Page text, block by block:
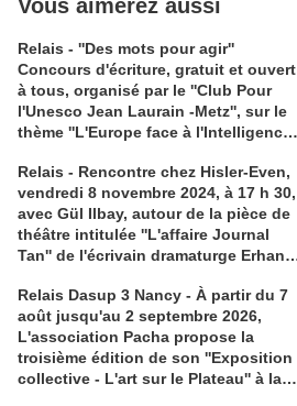
Vous aimerez aussi
Relais - ''Des mots pour agir''
Concours d'écriture, gratuit et ouvert
à tous, organisé par le ''Club Pour
l'Unesco Jean Laurain -Metz'', sur le
thème ''L'Europe face à l'Intelligence
qoala.fr
Relais - Rencontre chez Hisler-Even,
vendredi 8 novembre 2024, à 17 h 30,
avec Gül Ilbay, autour de la pièce de
théâtre intitulée ''L'affaire Journal
Tan'' de l'écrivain dramaturge Erhan
harmattan.fr; 2) hisler.fr
Relais Dasup 3 Nancy - À partir du 7
août jusqu'au 2 septembre 2026,
L'association Pacha propose la
troisième édition de son ''Exposition
collective - L'art sur le Plateau'' à la